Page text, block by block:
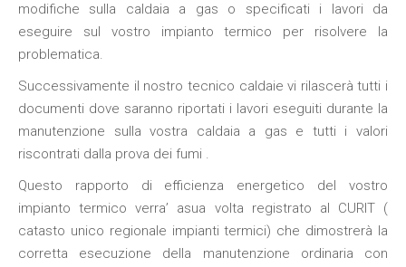
modifiche sulla caldaia a gas o specificati i lavori da
eseguire sul vostro impianto termico per risolvere la
problematica.
Successivamente il nostro tecnico caldaie vi rilascerà tutti i
documenti dove saranno riportati i lavori eseguiti durante la
manutenzione sulla vostra caldaia a gas e tutti i valori
riscontrati dalla prova dei fumi .
Questo rapporto di efficienza energetico del vostro
impianto termico verra’ asua volta registrato al CURIT (
catasto unico regionale impianti termici) che dimostrerà la
corretta esecuzione della manutenzione ordinaria con